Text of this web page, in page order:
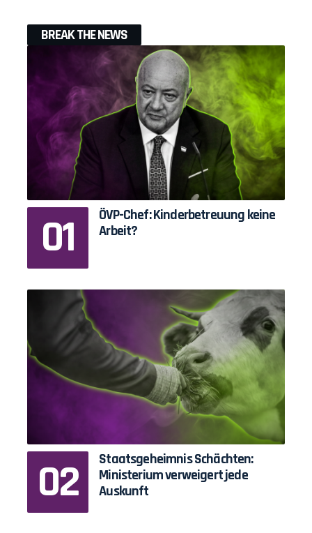
BREAK THE NEWS
ÖVP-Chef: Kinderbetreuung keine
Arbeit?
Staatsgeheimnis Schächten:
Ministerium verweigert jede
Auskunft